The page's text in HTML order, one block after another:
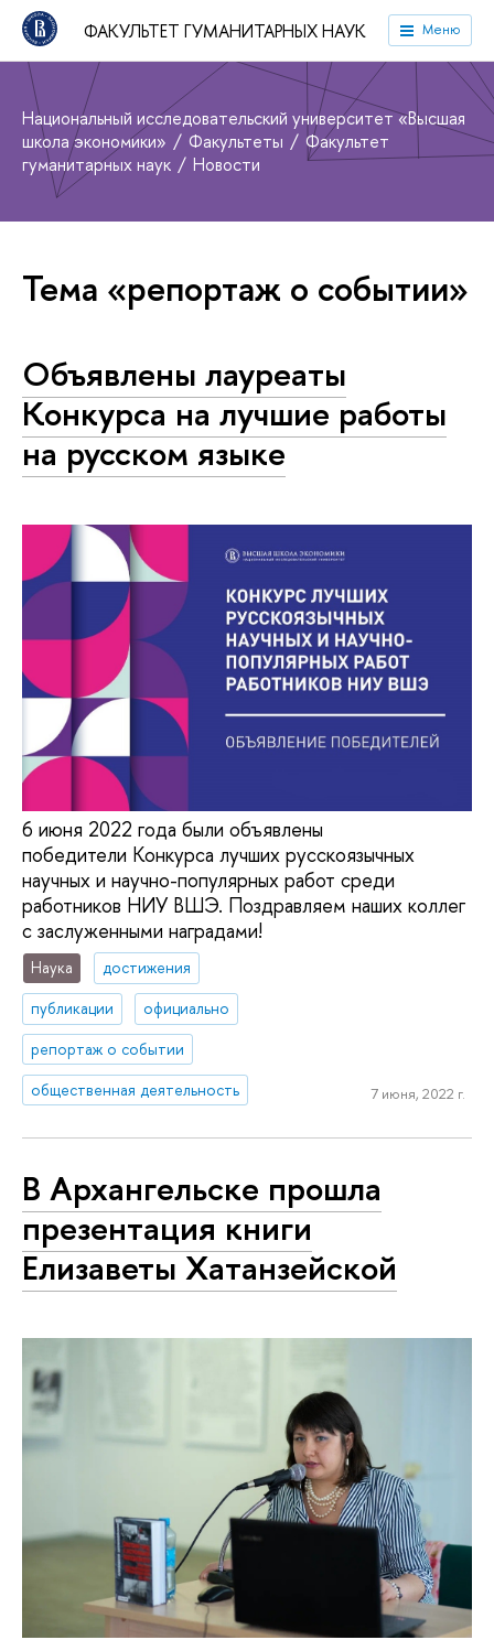
ФАКУЛЬТЕТ ГУМАНИТАРНЫХ НАУК Меню
Национальный исследовательский университет «Высшая
школа экономики»
Факультеты
Факультет
гуманитарных наук
Новости
Тема «репортаж о событии»
Объявлены лауреаты
Конкурса на лучшие работы
на русском языке
6 июня 2022 года были объявлены
победители Конкурса лучших русскоязычных
научных и научно-популярных работ среди
работников НИУ ВШЭ. Поздравляем наших коллег
с заслуженными наградами!
Наука
достижения
публикации
официально
репортаж о событии
общественная деятельность
7 июня, 2022 г.
В Архангельске прошла
презентация книги
Елизаветы Хатанзейской